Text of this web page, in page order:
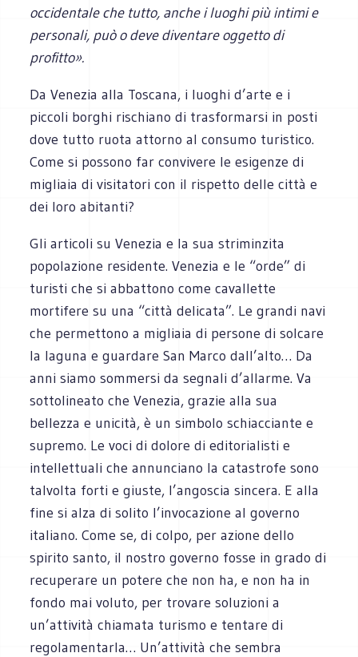
occidentale che tutto, anche i luoghi più intimi e
personali, può o deve diventare oggetto di
profitto».
Da Venezia alla Toscana, i luoghi d’arte e i
piccoli borghi rischiano di trasformarsi in posti
dove tutto ruota attorno al consumo turistico.
Come si possono far convivere le esigenze di
migliaia di visitatori con il rispetto delle città e
dei loro abitanti?
Gli articoli su Venezia e la sua striminzita
popolazione residente. Venezia e le “orde” di
turisti che si abbattono come cavallette
mortifere su una “città delicata”. Le grandi navi
che permettono a migliaia di persone di solcare
la laguna e guardare San Marco dall’alto… Da
anni siamo sommersi da segnali d’allarme. Va
sottolineato che Venezia, grazie alla sua
bellezza e unicità, è un simbolo schiacciante e
supremo. Le voci di dolore di editorialisti e
intellettuali che annunciano la catastrofe sono
talvolta forti e giuste, l’angoscia sincera. E alla
fine si alza di solito l’invocazione al governo
italiano. Come se, di colpo, per azione dello
spirito santo, il nostro governo fosse in grado di
recuperare un potere che non ha, e non ha in
fondo mai voluto, per trovare soluzioni a
un’attività chiamata turismo e tentare di
regolamentarla… Un’attività che sembra